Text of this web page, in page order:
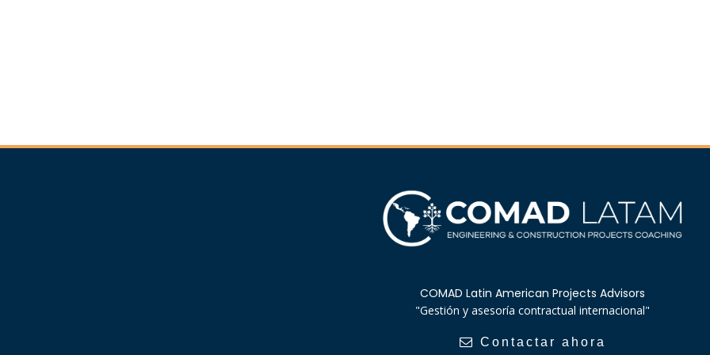
COMAD Latin American Projects Advisors
"Gestión y asesoría contractual internacional"
 Contactar ahora